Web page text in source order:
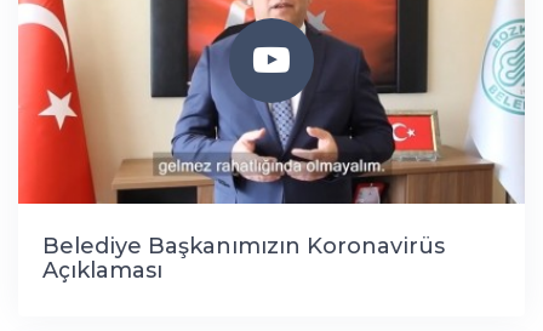
Belediye Başkanımızın Koronavirüs
Açıklaması